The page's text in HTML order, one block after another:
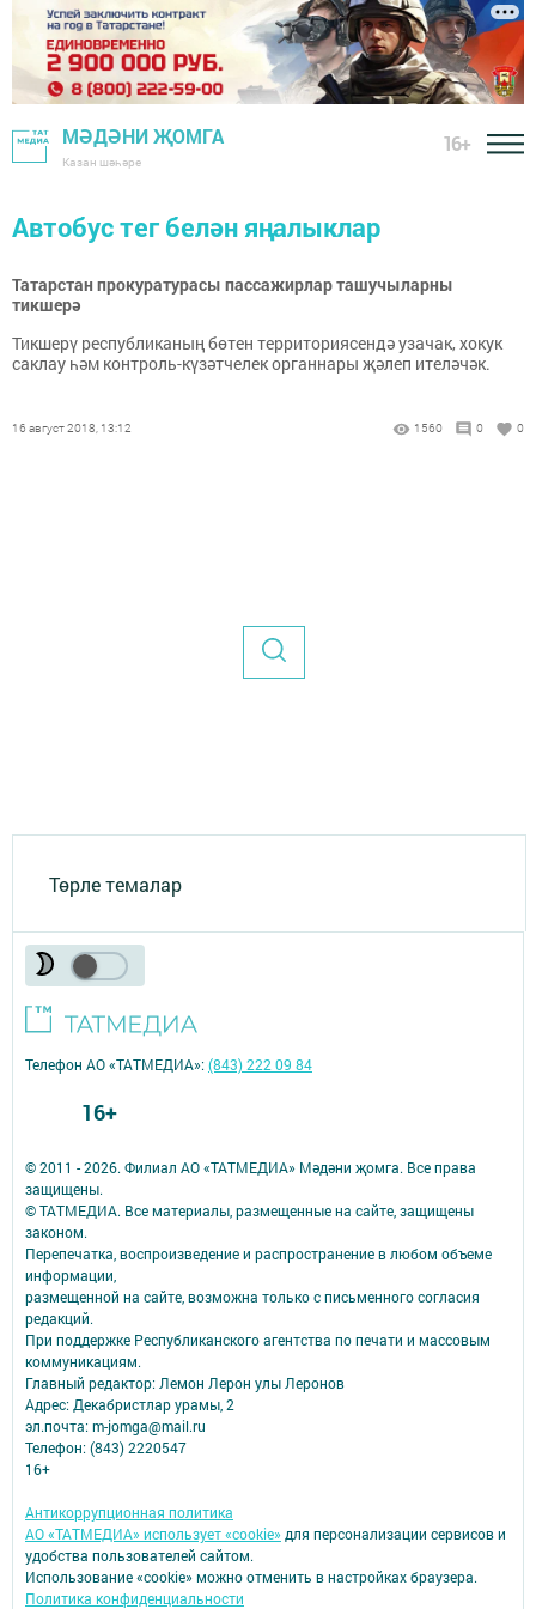
МӘДӘНИ ҖОМГА
Казан шәһәре
16+
Автобус тег белән яңалыклар
Татарстан прокуратурасы пассажирлар ташучыларны
тикшерә
Тикшерү республиканың бөтен территориясендә узачак, хокук
саклау һәм контроль-күзәтчелек органнары җәлеп ителәчәк.
16 август 2018, 13:12 1560 0 0
Төрле темалар
© 2011 - 2026. Филиал АО «ТАТМЕДИА» Мәдәни җомга. Все права
защищены.
© ТАТМЕДИА. Все материалы, размещенные на сайте, защищены
законом.
Перепечатка, воспроизведение и распространение в любом объеме
информации,
размещенной на сайте, возможна только с письменного согласия
редакций.
При поддержке Республиканского агентства по печати и массовым
коммуникациям.
Главный редактор: Лемон Лерон улы Леронов
Адрес: Декабристлар урамы, 2
эл.почта: m-jomga@mail.ru
Телефон: (843) 2220547
16+
Антикоррупционная политика
АО «ТАТМЕДИА» использует «cookie» для персонализации сервисов и
удобства пользователей сайтом.
Использование «cookie» можно отменить в настройках браузера.
Политика конфиденциальности
Телефон АО «ТАТМЕДИА»:(843) 222 09 84
16+